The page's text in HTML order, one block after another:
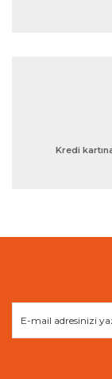
Kredi